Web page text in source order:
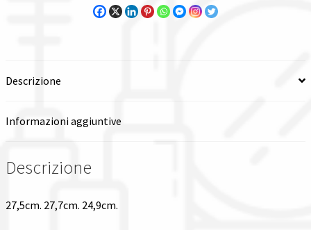
Il mio account
Descrizione
Informazioni aggiuntive
Descrizione
27,5cm. 27,7cm. 24,9cm.